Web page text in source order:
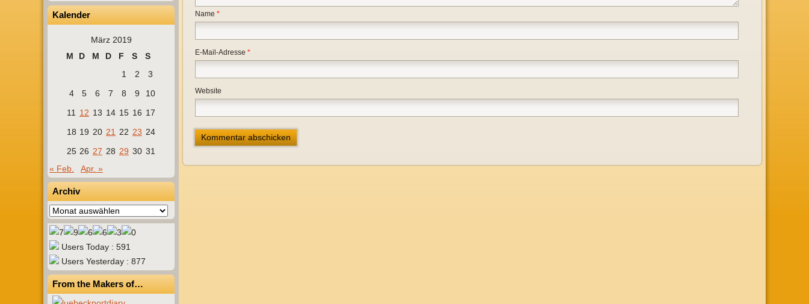
Kalender
März 2019
M
D M D F S
S
1
2
3
4
5 6 7 8 9
10
11
12 13 14 15 16 17
18 19 20 21 22 23 24
25 26 27 28 29 30 31
« Feb.
Apr. »
Archiv
Archiv
Users Today : 591
Users Yesterday : 877
From the Makers of…
Name *
E-Mail-Adresse *
Website